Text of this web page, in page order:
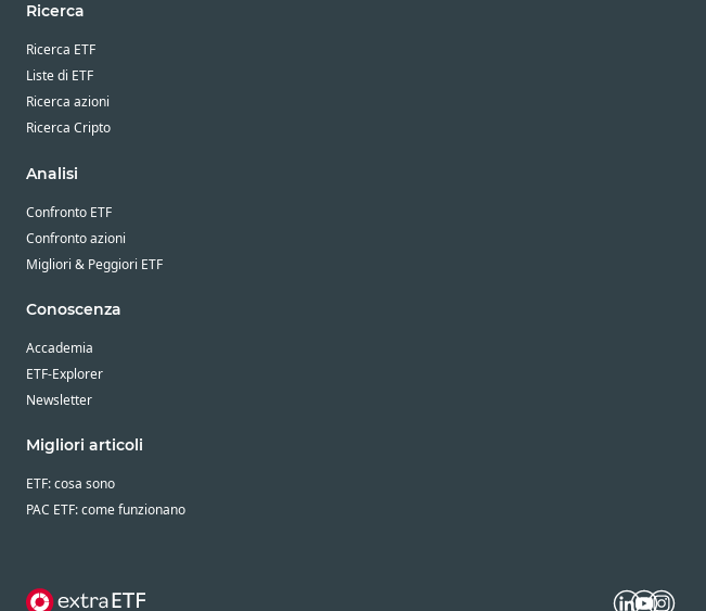
Ricerca
Ricerca ETF
Liste di ETF
Ricerca azioni
Ricerca Cripto
Analisi
Confronto ETF
Confronto azioni
Migliori & Peggiori ETF
Conoscenza
Accademia
ETF-Explorer
Newsletter
Migliori articoli
ETF: cosa sono
PAC ETF: come funzionano